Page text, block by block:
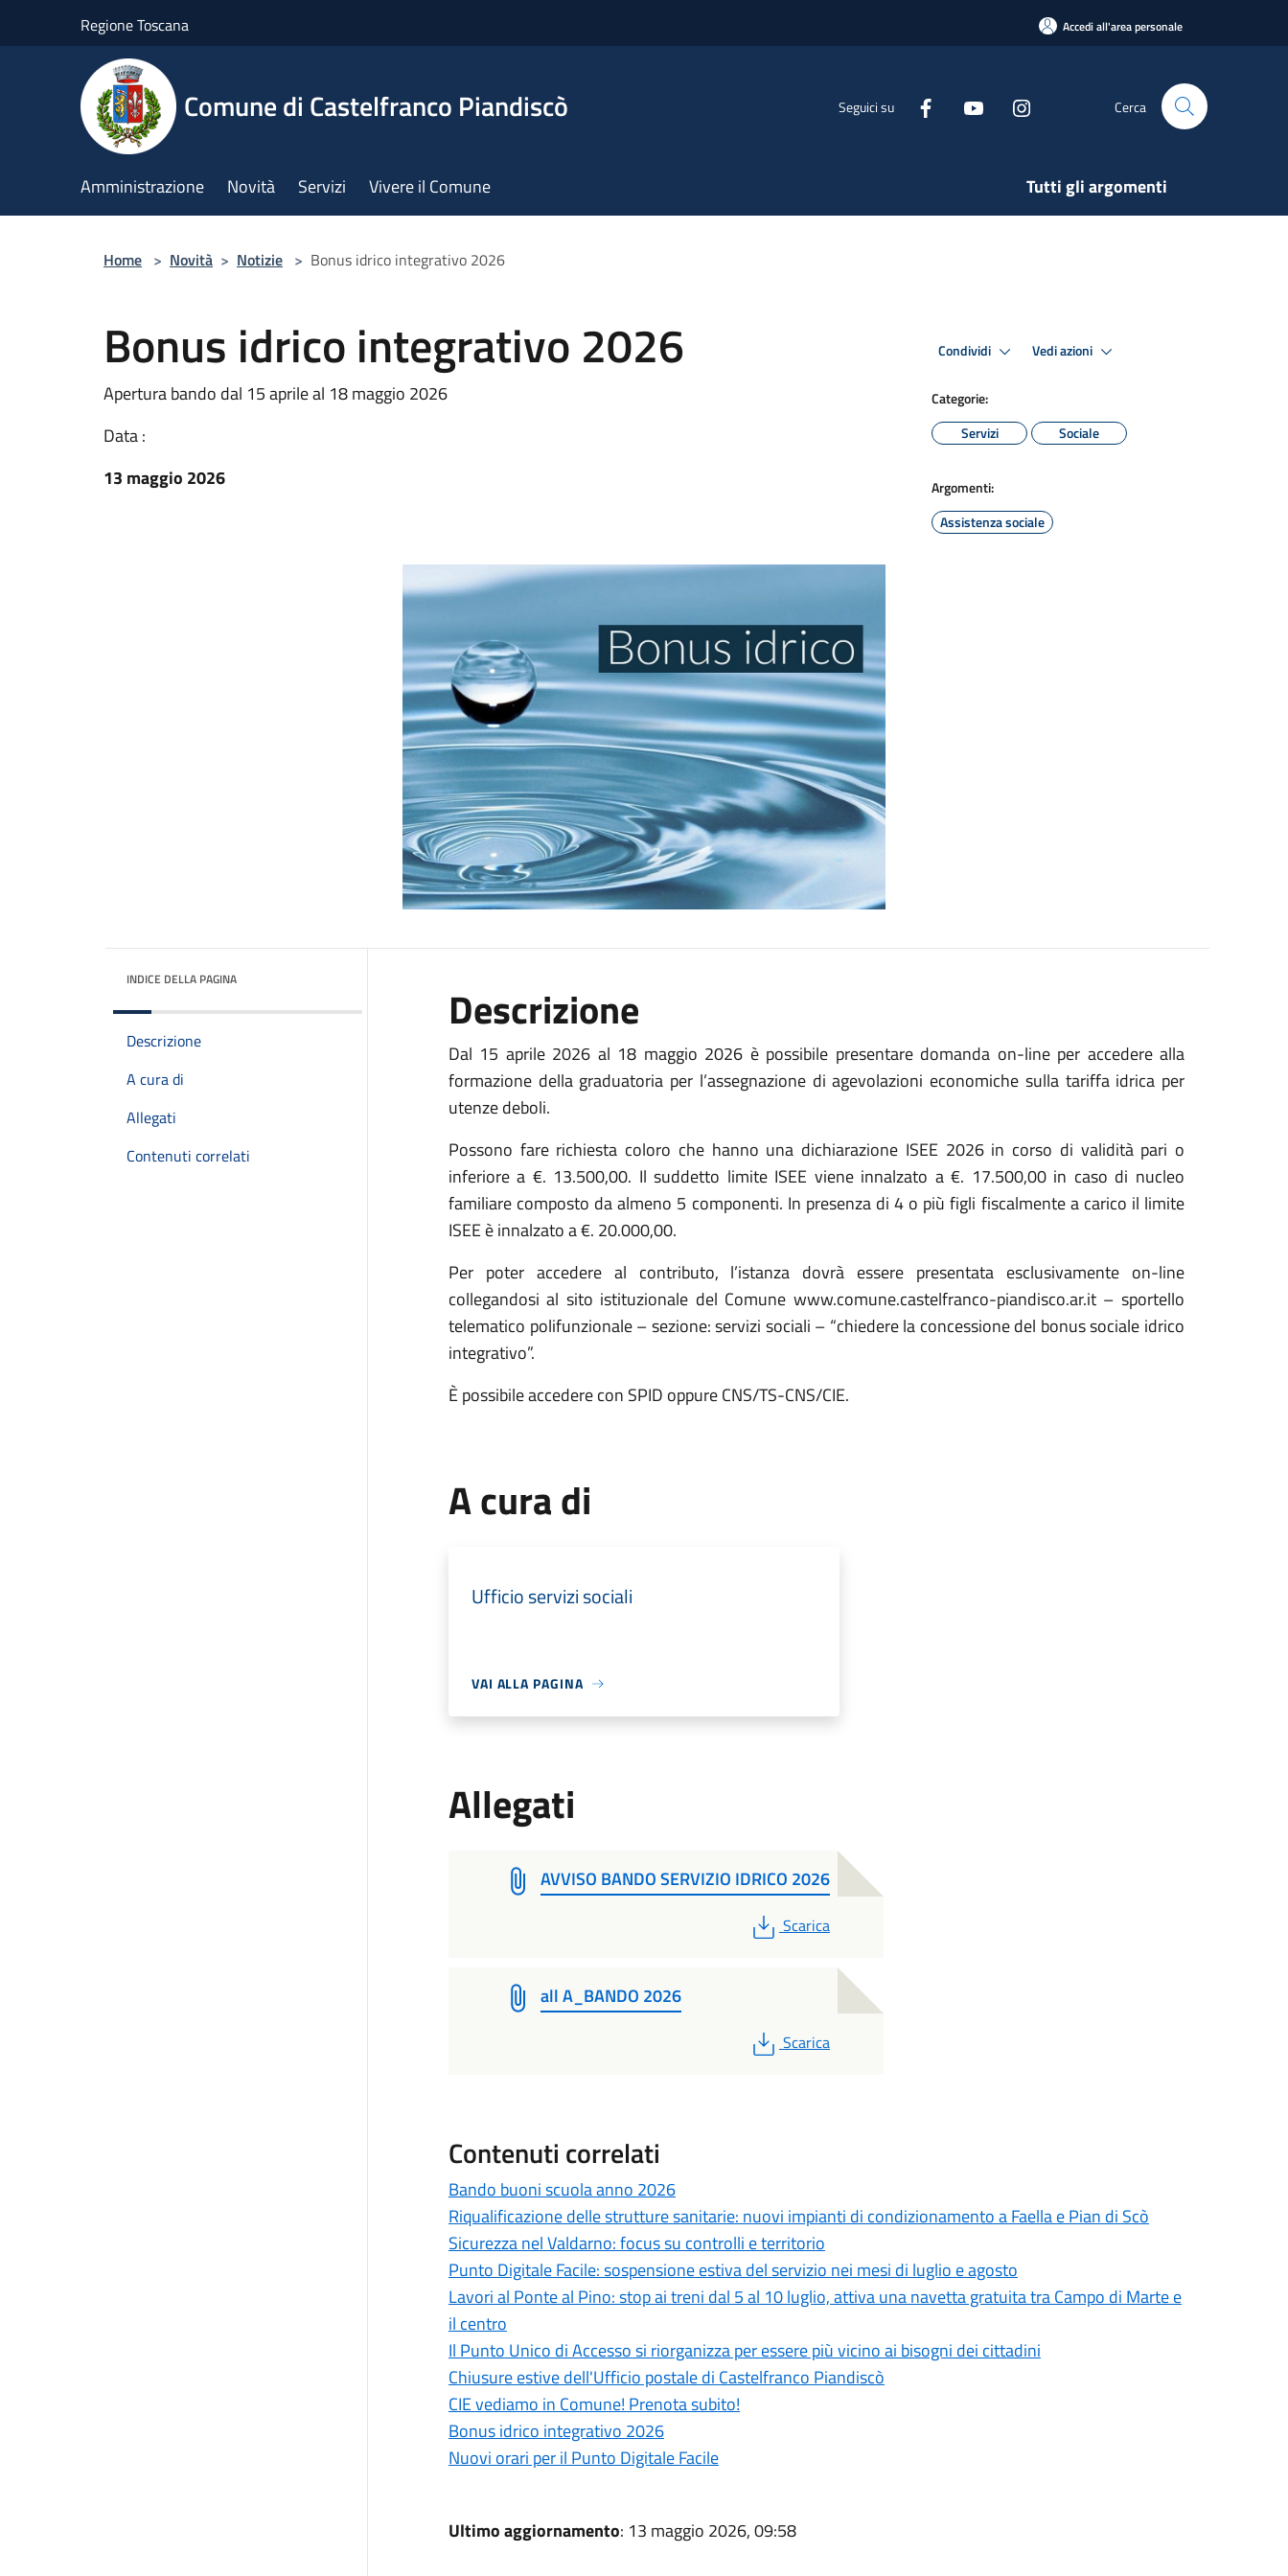
Regione Toscana Accedi all'area personale
Comune di Castelfranco Piandiscò Seguici su Cerca
Amministrazione Novità Servizi Vivere il Comune Tutti gli argomenti
Home > Novità > Notizie > Bonus idrico integrativo 2026
Bonus idrico integrativo 2026
Apertura bando dal 15 aprile al 18 maggio 2026
Data :
13 maggio 2026
Condividi Vedi azioni
Categorie:
Servizi
Sociale
Argomenti:
Assistenza sociale
INDICE DELLA PAGINA
Descrizione
A cura di
Allegati
Contenuti correlati
Descrizione
Dal 15 aprile 2026 al 18 maggio 2026 è possibile presentare domanda on-line per accedere alla
formazione della graduatoria per l’assegnazione di agevolazioni economiche sulla tariffa idrica per
utenze deboli.
Possono fare richiesta coloro che hanno una dichiarazione ISEE 2026 in corso di validità pari o
inferiore a €. 13.500,00. Il suddetto limite ISEE viene innalzato a €. 17.500,00 in caso di nucleo
familiare composto da almeno 5 componenti. In presenza di 4 o più figli fiscalmente a carico il limite
ISEE è innalzato a €. 20.000,00.
Per poter accedere al contributo, l’istanza dovrà essere presentata esclusivamente on-line
collegandosi al sito istituzionale del Comune www.comune.castelfranco-piandisco.ar.it – sportello
telematico polifunzionale – sezione: servizi sociali – “chiedere la concessione del bonus sociale idrico
integrativo”.
È possibile accedere con SPID oppure CNS/TS-CNS/CIE.
A cura di
Ufficio servizi sociali
VAI ALLA PAGINA
Allegati
AVVISO BANDO SERVIZIO IDRICO 2026
PDF
Scarica
all A_BANDO 2026
PDF
Scarica
Contenuti correlati
Bando buoni scuola anno 2026
Riqualificazione delle strutture sanitarie: nuovi impianti di condizionamento a Faella e Pian di Scò
Sicurezza nel Valdarno: focus su controlli e territorio
Punto Digitale Facile: sospensione estiva del servizio nei mesi di luglio e agosto
Lavori al Ponte al Pino: stop ai treni dal 5 al 10 luglio, attiva una navetta gratuita tra Campo di Marte e
il centro
Il Punto Unico di Accesso si riorganizza per essere più vicino ai bisogni dei cittadini
Chiusure estive dell'Ufficio postale di Castelfranco Piandiscò
CIE vediamo in Comune! Prenota subito!
Bonus idrico integrativo 2026
Nuovi orari per il Punto Digitale Facile
Ultimo aggiornamento: 13 maggio 2026, 09:58